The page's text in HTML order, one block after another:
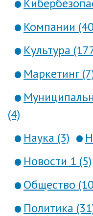
Компании
Культура
Маркетинг
(4)
Наука (3)
Новости 1 (5)
Общество
Политика